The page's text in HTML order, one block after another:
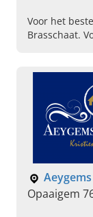
Voor het
Brasschaat.
Opaaigem